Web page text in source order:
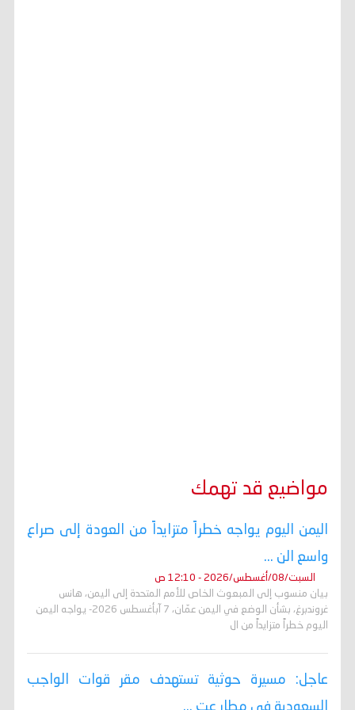
مواضيع قد تهمك
اليمن اليوم يواجه خطراً متزايداً من العودة إلى صراع
واسع الن ...
السبت/08/أغسطس/2026 - 12:10 ص
بيان منسوب إلى المبعوث الخاص للأمم المتحدة إلى اليمن، هانس
غروندبرغ، بشأن الوضع في اليمن عمّان، 7 آبأغسطس 2026- يواجه اليمن
اليوم خطراً متزايداً من ال
عاجل: مسيرة حوثية تستهدف مقر قوات الواجب
السعودية في مطار عت ...